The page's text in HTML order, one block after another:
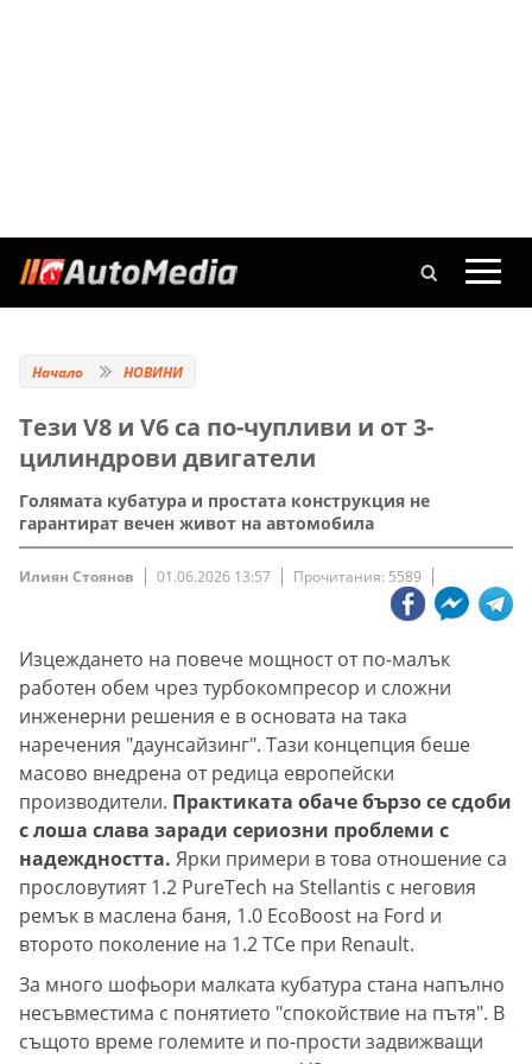
Начало НОВИНИ
Тези V8 и V6 са по-чупливи и от 3-
цилиндрови двигатели
Голямата кубатура и простата конструкция не
гарантират вечен живот на автомобила
Илиян Стоянов 01.06.2026 13:57 Прочитания: 5589
Изцеждането на повече мощност от по-малък
работен обем чрез турбокомпресор и сложни
инженерни решения е в основата на така
наречения "даунсайзинг". Тази концепция беше
масово внедрена от редица европейски
производители. Практиката обаче бързо се сдоби
с лоша слава заради сериозни проблеми с
надеждността. Ярки примери в това отношение са
прословутият 1.2 PureTech на Stellantis с неговия
ремък в маслена баня, 1.0 EcoBoost на Ford и
второто поколение на 1.2 TCe при Renault.
За много шофьори малката кубатура стана напълно
несъвместима с понятието "спокойствие на пътя". В
същото време големите и по-прости задвижващи